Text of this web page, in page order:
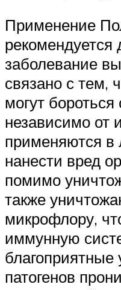
Применение
рекомендуется
заболевание
связано с тем,
могут
независимо от
применяются в
нанести вред
помимо
также
микрофлору,
иммунную
благоприятные
патогенов